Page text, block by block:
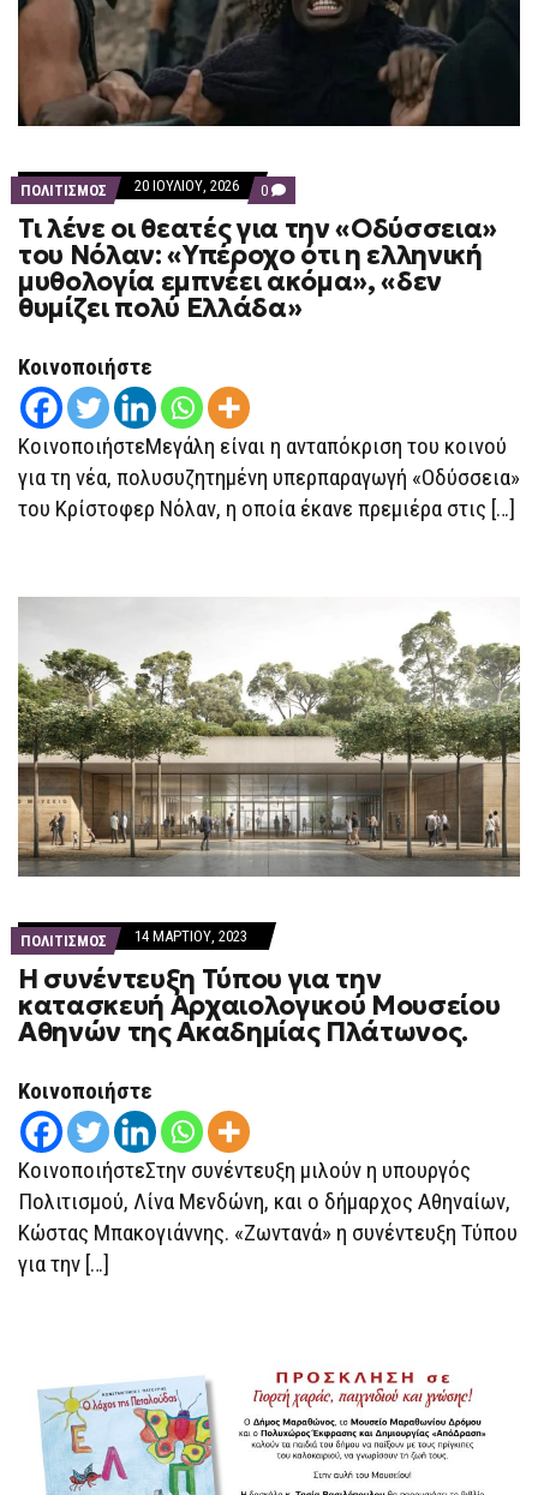
ΠΟΛΙΤΙΣΜΟΣ 20 ΙΟΥΛΊΟΥ, 2026 0 COMMENTS
ON
ΤΙ
ΛΈΝΕ
ΟΙ
ΘΕΑΤΈΣ
ΤΗΝ
ΕΛΛΗΝΙΚΉ
ΜΥΘΟΛΟΓΊΑ
ΕΜΠΝΈΕΙ
ΑΚΌΜΑ»,
«ΔΕΝ
Τι λένε οι θεατές για την «Οδύσσεια»
του Νόλαν: «Υπέροχο ότι η ελληνική
μυθολογία εμπνέει ακόμα», «δεν
θυμίζει πολύ Ελλάδα»
Κοινοποιήστε
ΚοινοποιήστεΜεγάλη είναι η ανταπόκριση του κοινού
για τη νέα, πολυσυζητημένη υπερπαραγωγή «Οδύσσεια»
του Κρίστοφερ Νόλαν, η οποία έκανε πρεμιέρα στις […]
ΠΟΛΙΤΙΣΜΟΣ 14 ΜΑΡΤΊΟΥ, 2023
Η συνέντευξη Τύπου για την
κατασκευή Αρχαιολογικού Μουσείου
Αθηνών της Ακαδημίας Πλάτωνος.
Κοινοποιήστε
ΚοινοποιήστεΣτην συνέντευξη μιλούν η υπουργός
Πολιτισμού, Λίνα Μενδώνη, και ο δήμαρχος Αθηναίων,
Κώστας Μπακογιάννης. «Ζωντανά» η συνέντευξη Τύπου
για την […]